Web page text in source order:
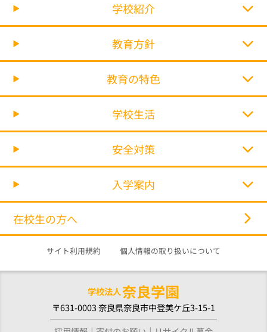
学校紹介
教育方針
教育の特色
学校生活
安全対策
入学案内
在校生の方へ
サイト利用規約 個人情報の取り扱いについて
学校法人奈良学園
〒631-0003 奈良県奈良市中登美ケ丘3-15-1